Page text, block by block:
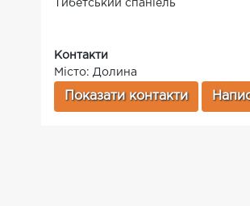
Тибетський спаніель
Контакти
Місто: Долина
Показати контакти